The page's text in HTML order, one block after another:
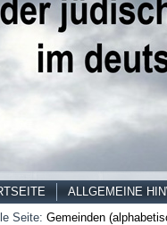
ALLGEMEINE
Seite: Gemeinden